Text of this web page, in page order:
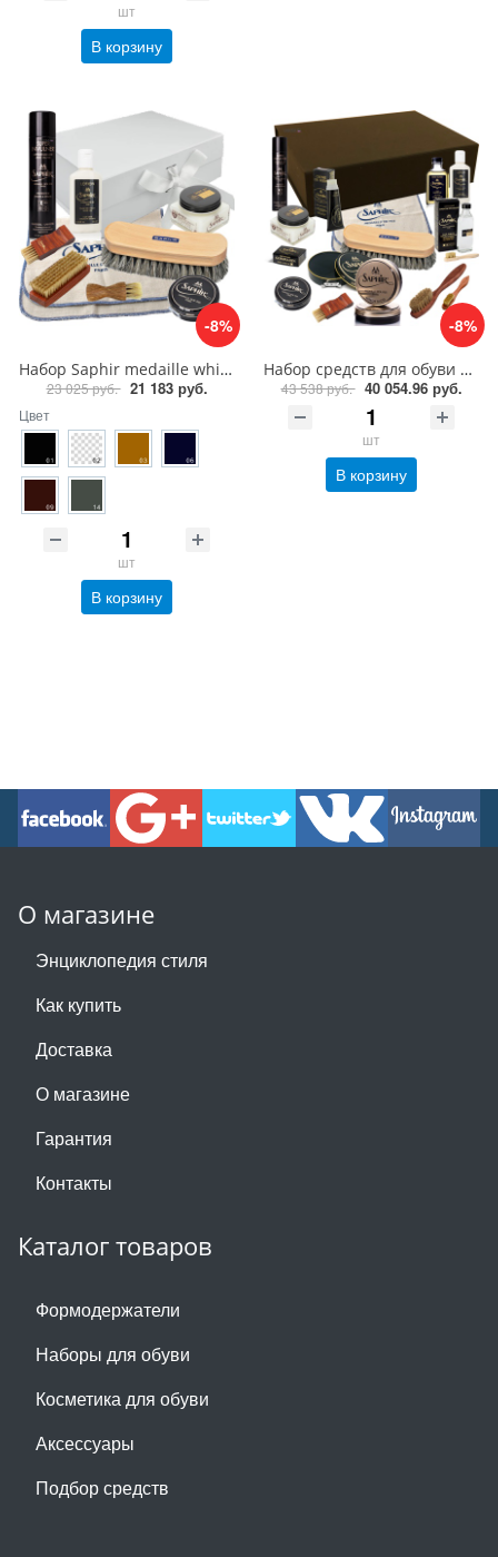
шт
В корзину
-8%
Набор Saphir medaille white box, уход за кожей
23 025 руб. 21 183 руб.
Цвет
шт
В корзину
-8%
Набор средств для обуви Saphir MEDAILLE D'OR black box Президент
43 538 руб. 40 054.96 руб.
шт
В корзину
О магазине
Энциклопедия стиля
Как купить
Доставка
О магазине
Гарантия
Контакты
Каталог товаров
Формодержатели
Наборы для обуви
Косметика для обуви
Аксессуары
Подбор средств